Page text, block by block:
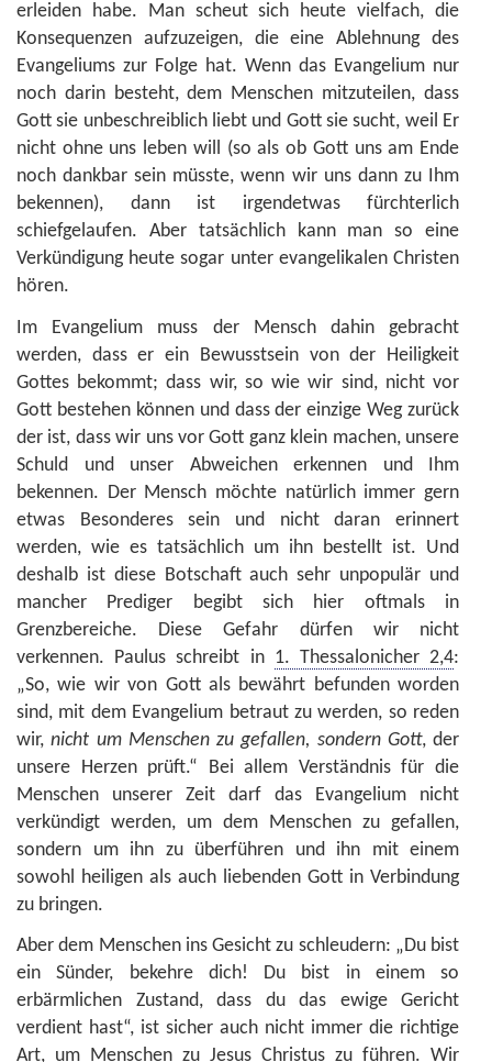
erleiden habe. Man scheut sich heute vielfach, die
Konsequenzen aufzuzeigen, die eine Ablehnung des
Evangeliums zur Folge hat. Wenn das Evangelium nur
noch darin besteht, dem Menschen mitzuteilen, dass
Gott sie unbeschreiblich liebt und Gott sie sucht, weil Er
nicht ohne uns leben will (so als ob Gott uns am Ende
noch dankbar sein müsste, wenn wir uns dann zu Ihm
bekennen), dann ist irgendetwas fürchterlich
schiefgelaufen. Aber tatsächlich kann man so eine
Verkündigung heute sogar unter evangelikalen Christen
hören.
Im Evangelium muss der Mensch dahin gebracht
werden, dass er ein Bewusstsein von der Heiligkeit
Gottes bekommt; dass wir, so wie wir sind, nicht vor
Gott bestehen können und dass der einzige Weg zurück
der ist, dass wir uns vor Gott ganz klein machen, unsere
Schuld und unser Abweichen erkennen und Ihm
bekennen. Der Mensch möchte natürlich immer gern
etwas Besonderes sein und nicht daran erinnert
werden, wie es tatsächlich um ihn bestellt ist. Und
deshalb ist diese Botschaft auch sehr unpopulär und
mancher Prediger begibt sich hier oftmals in
Grenzbereiche. Diese Gefahr dürfen wir nicht
verkennen. Paulus schreibt in 1. Thessalonicher 2,4:
„So, wie wir von Gott als bewährt befunden worden
sind, mit dem Evangelium betraut zu werden, so reden
wir,nicht um Menschen zu gefallen, sondern Gott, der
unsere Herzen prüft.“ Bei allem Verständnis für die
Menschen unserer Zeit darf das Evangelium nicht
verkündigt werden, um dem Menschen zu gefallen,
sondern um ihn zu überführen und ihn mit einem
sowohl heiligen als auch liebenden Gott in Verbindung
zu bringen.
Aber dem Menschen ins Gesicht zu schleudern: „Du bist
ein Sünder, bekehre dich! Du bist in einem so
erbärmlichen Zustand, dass du das ewige Gericht
verdient hast“, ist sicher auch nicht immer die richtige
Art, um Menschen zu Jesus Christus zu führen. Wir